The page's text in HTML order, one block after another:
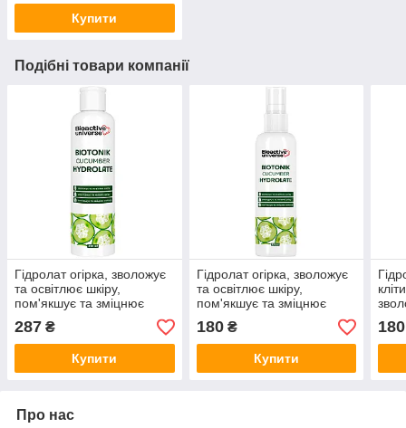
Купити
Подібні товари компанії
Гідролат огірка, зволожує
та освітлює шкіру,
пом'якшує та зміцнює
волосся, тонік 250 мл,
Біоактив
287 ₴
Купити
Гідролат огірка, зволожує
та освітлює шкіру,
пом'якшує та зміцнює
волосся, тонік 100 мл,
Біоактив
180₴
Купити
100
180
Про нас